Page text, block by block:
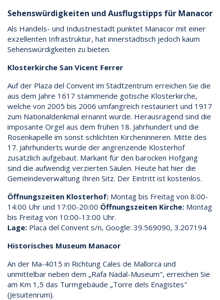
Sehenswürdigkeiten und Ausflugstipps für Manacor
Als Handels- und Industriestadt punktet Manacor mit einer
exzellenten Infrastruktur, hat innerstädtisch jedoch kaum
Sehenswürdigkeiten zu bieten.
Klosterkirche San Vicent Ferrer
Auf der Plaza del Convent im Stadtzentrum erreichen Sie die
aus dem Jahre 1617 stammende gotische Klosterkirche,
welche von 2005 bis 2006 umfangreich restauriert und 1917
zum Nationaldenkmal ernannt wurde. Herausragend sind die
imposante Orgel aus dem frühen 18. Jahrhundert und die
Rosenkapelle im sonst schlichten Kircheninneren. Mitte des
17. Jahrhunderts wurde der angrenzende Klosterhof
zusätzlich aufgebaut. Markant für den barocken Hofgang
sind die aufwendig verzierten Säulen. Heute hat hier die
Gemeindeverwaltung Ihren Sitz. Der Eintritt ist kostenlos.
Öffnungszeiten Klosterhof: Montag bis Freitag von 8:00-
14:00 Uhr und 17:00-20:00 Öffnungszeiten Kirche: Montag
bis Freitag von 10:00-13:00 Uhr.
Lage: Placa del Convent s/n, Google: 39.569090, 3.207194
Historisches Museum Manacor
An der Ma-4015 in Richtung Cales de Mallorca und
unmittelbar neben dem „Rafa Nadal-Museum", erreichen Sie
am Km 1,5 das Turmgebäude „Torre dels Enagistes"
(Jesuitenrum).